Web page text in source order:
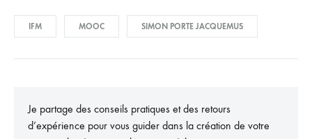
IFM MOOC SIMON PORTE JACQUEMUS
Je partage des conseils pratiques et des retours
d’expérience pour vous guider dans la création de votre